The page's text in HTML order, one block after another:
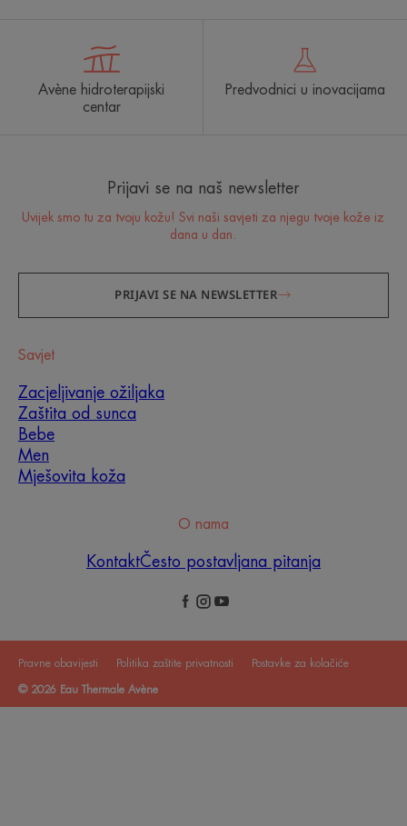
Avène hidroterapijski
centar
Predvodnici u inovacijama
Prijavi se na naš newsletter
Uvijek smo tu za tvoju kožu! Svi naši savjeti za njegu tvoje kože iz
dana u dan.
PRIJAVI SE NA NEWSLETTER
Savjet
Zacjeljivanje ožiljaka
Zaštita od sunca
Bebe
Men
Mješovita koža
O nama
KontaktČesto postavljana pitanja
Pravne obavijesti Politika zaštite privatnosti Postavke za kolačiće
© 2026 Eau Thermale Avène